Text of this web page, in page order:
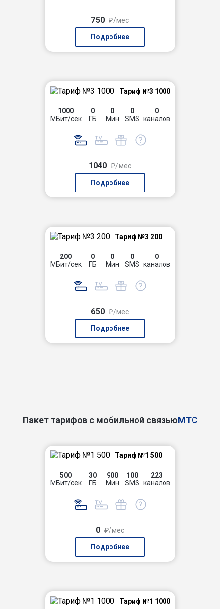
750 ₽/мес
Подробнее
Тариф №3 1000
1000
МБит/сек
0
ГБ
0
Мин
0
SMS
0
каналов
1040 ₽/мес
Подробнее
Тариф №3 200
200
МБит/сек
0
ГБ
0
Мин
0
SMS
0
каналов
650 ₽/мес
Подробнее
Пакет тарифов с мобильной связьюМТС
Тариф №1 500
500
МБит/сек
30
ГБ
900
Мин
100
SMS
223
каналов
0 ₽/мес
Подробнее
Тариф №1 1000